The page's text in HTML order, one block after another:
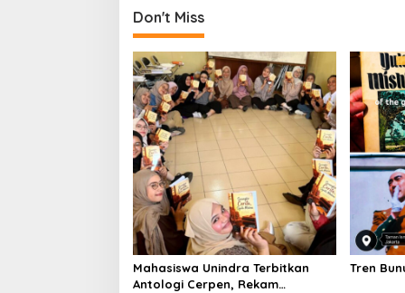
t
n
a
v
i
g
a
t
i
o
n
Don't Miss
Mahasiswa Unindra Terbitkan
Antologi Cerpen, Rekam
Tren